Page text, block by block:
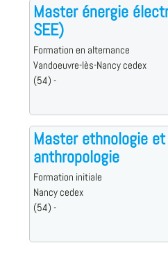
Master énergie
SEE)
Formation en alternance
Vandoeuvre-lès-Nancy cedex
(54) -
Master ethnologie
anthropologie
Formation initiale
Nancy cedex
(54) -